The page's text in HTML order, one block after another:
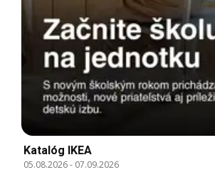
Katalóg IKEA
05.08.2026- 07.09.2026